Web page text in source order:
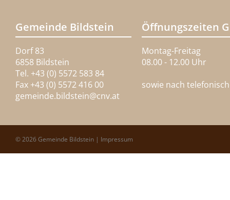
Gemeinde Bildstein
Dorf 83
6858 Bildstein
Tel. +43 (0) 5572 583 84
Fax +43 (0) 5572 416 00
gemeinde.bildstein@cnv.at
Öffnungszeiten
Montag-Freitag
08.00 - 12.00 Uhr
sowie nach
© 2026 Gemeinde Bildstein | Impressum